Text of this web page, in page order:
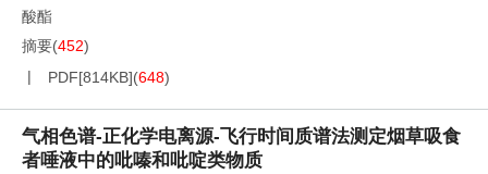
酸酯
摘要(452)
PDF[814KB](648)
气相色谱-正化学电离源-飞行时间质谱法测定烟草吸食
者唾液中的吡嗪和吡啶类物质